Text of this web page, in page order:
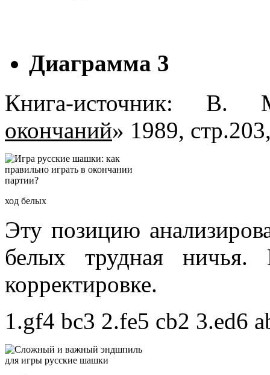
Диаграмма 3
Книга-источник: В.
окончаний» 1989,
ход белых
Эту позицию
белых трудная
корректировке.
1.gf4 bc3 2.fe5 cb2 3.ed6